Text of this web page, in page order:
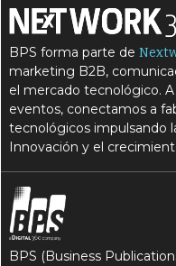
BPS forma parte de
marketing B2B,
el mercado tecnológico.
eventos, conectamos a
tecnológicos impulsando
Innovación y el
BPS (Business